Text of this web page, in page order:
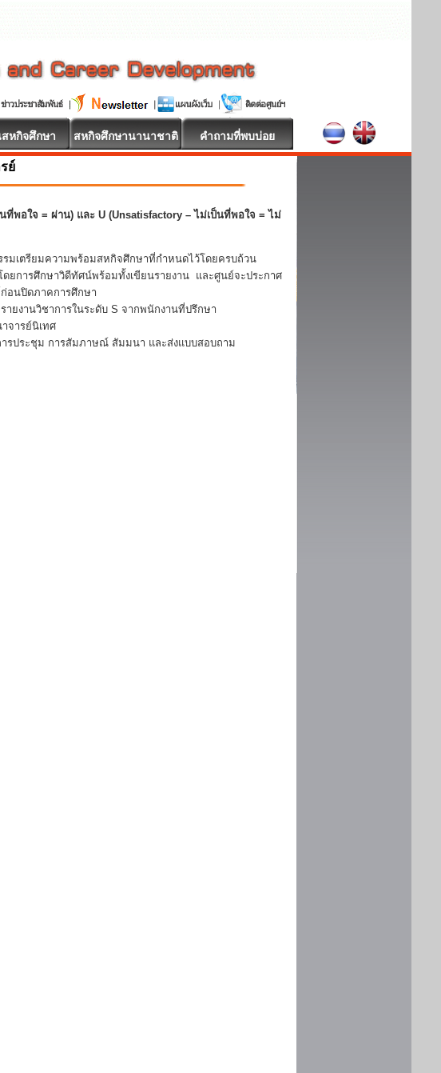
หกิจศึกษา สหกิจศึกษานานาชาติ คำถามที่พบบ่อย
ย์
พอใจ = ผ่าน) และ U (Unsatisfactory – ไม่เป็นที่พอใจ = ไม่
มเตรียมความพร้อมสหกิจศึกษาที่กำหนดไว้โดยครบถ้วน
ยการศึกษาวิดีทัศน์พร้อมทั้งเขียนรายงาน และศูนย์จะประกาศ
อนปิดภาคการศึกษา
ายงานวิชาการในระดับ S จากพนักงานที่ปรึกษา
จารย์นิเทศ
รประชุม การสัมภาษณ์ สัมมนา และส่งแบบสอบถาม